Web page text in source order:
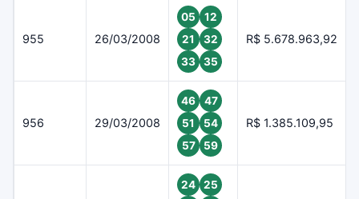
955 26/03/2008
05
12
21
32
33
35
R$ 5.678.963,92
956 29/03/2008
46
47
51
54
57
59
R$ 1.385.109,95
24
25